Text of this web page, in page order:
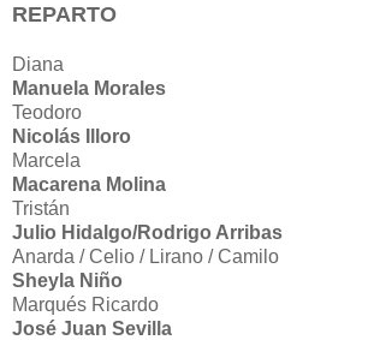
REPARTO
Diana
Manuela Morales
Teodoro
Nicolás Illoro
Marcela
Macarena Molina
Tristán
Julio Hidalgo/Rodrigo Arribas
Anarda / Celio / Lirano / Camilo
Sheyla Niño
Marqués Ricardo
José Juan Sevilla